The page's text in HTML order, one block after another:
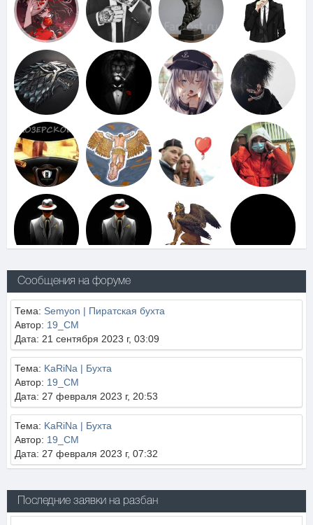
Сообщения на форуме
Тема: Semyon | Пиратская бухта
Автор: 19_CM
Дата: 21 сентября 2023 г, 03:09
Тема: KaRiNa | Бухта
Автор: 19_CM
Дата: 27 февраля 2023 г, 20:53
Тема: KaRiNa | Бухта
Автор: 19_CM
Дата: 27 февраля 2023 г, 07:32
Последние заявки на разбан